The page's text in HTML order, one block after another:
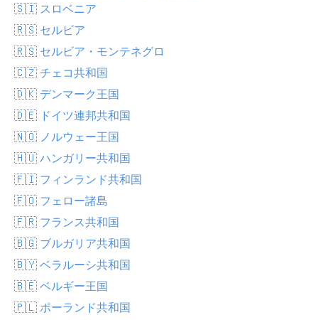
🇸🇮 スロベニア
🇷🇸 セルビア
🇷🇸 セルビア・モンテネグロ
🇨🇿 チェコ共和国
🇩🇰 デンマーク王国
🇩🇪 ドイツ連邦共和国
🇳🇴 ノルウェー王国
🇭🇺 ハンガリー共和国
🇫🇮 フィンランド共和国
🇫🇴 フェロー諸島
🇫🇷 フランス共和国
🇧🇬 ブルガリア共和国
🇧🇾 ベラルーシ共和国
🇧🇪 ベルギー王国
🇵🇱 ポーランド共和国